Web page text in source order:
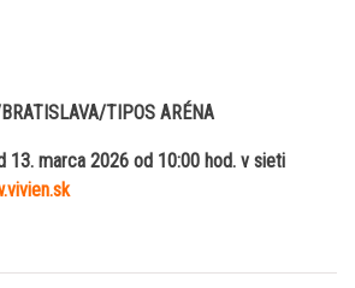
TIPOS ARÉNA
13. marca 2026 od 10:00 hod. v sieti